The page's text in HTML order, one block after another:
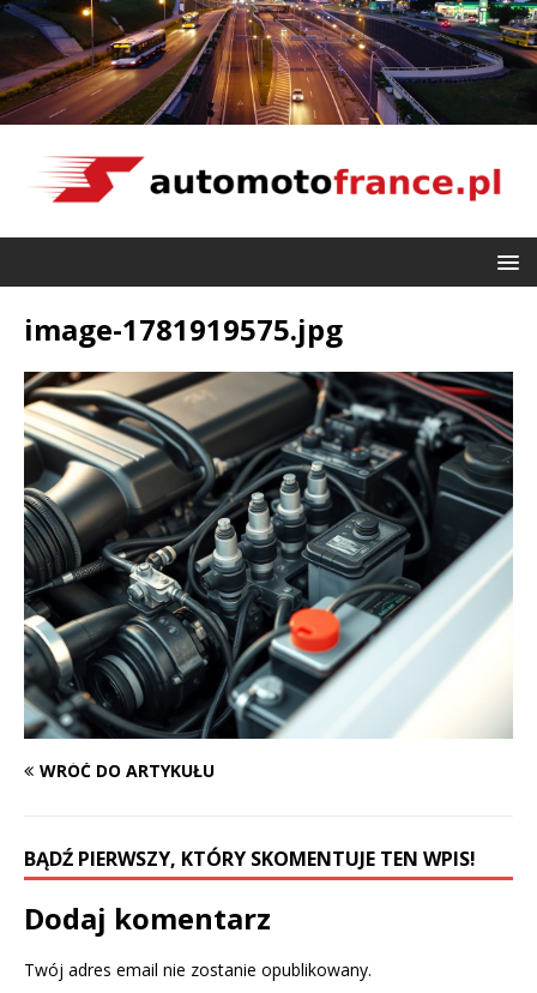
image-1781919575.jpg
WRÓĆ DO ARTYKUŁU
BĄDŹ PIERWSZY, KTÓRY SKOMENTUJE TEN WPIS!
Dodaj komentarz
Twój adres email nie zostanie opublikowany.